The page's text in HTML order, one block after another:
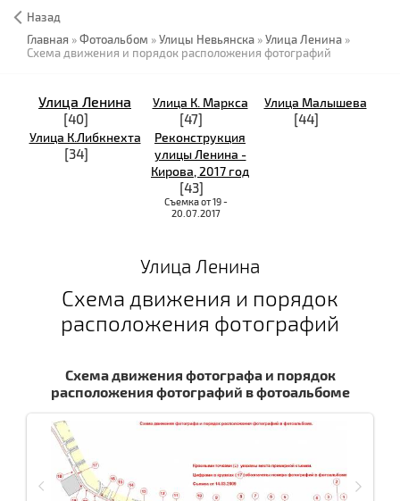
Назад
Главная »Фотоальбом »Улицы Невьянска »Улица Ленина »
Схема движения и порядок расположения фотографий
Улица Ленина
[40]
Улица К. Маркса
[47]
Улица Малышева
[44]
Улица К.Либкнехта
[34]
Реконструкция
улицы Ленина -
Кирова, 2017 год
[43]
Съемка от 19 -
20.07.2017
Улица Ленина
Схема движения и порядок
расположения фотографий
Схема движения фотографа и порядок
расположения фотографий в фотоальбоме